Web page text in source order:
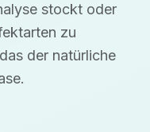
stockt oder
zu
der natürliche